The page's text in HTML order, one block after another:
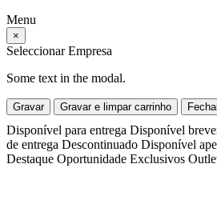
Menu
×
Seleccionar Empresa
Some text in the modal.
Gravar Gravar e limpar carrinho
Disponível para entrega Disponível
de entrega Descontinuado Disponível
Destaque Oportunidade Exclusivos